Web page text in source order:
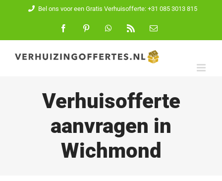
inhoud
Bel ons voor een Gratis Verhuisofferte: +31 085 3013 815
FacebookPinterest WhatsApp
E-
Verhuisofferte
aanvragen in
Wichmond